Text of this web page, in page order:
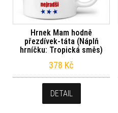
Hrnek Mam hodně
přezdívek-táta (Náplň
hrníčku: Tropická směs)
378 Kč
DETAIL